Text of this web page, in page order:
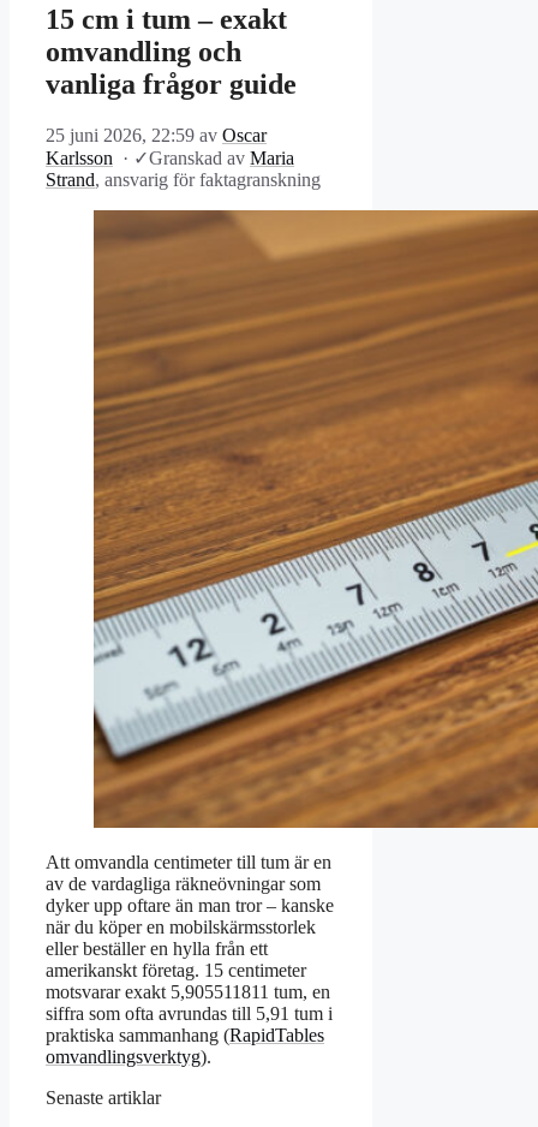
15 cm i tum – exakt
omvandling och
vanliga frågor guide
25 juni 2026, 22:59 av Oscar
Karlsson
· ✓Granskad av Maria
Strand, ansvarig för faktagranskning
Att omvandla centimeter till tum är en
av de vardagliga räkneövningar som
dyker upp oftare än man tror – kanske
när du köper en mobilskärmsstorlek
eller beställer en hylla från ett
amerikanskt företag. 15 centimeter
motsvarar exakt 5,905511811 tum, en
siffra som ofta avrundas till 5,91 tum i
praktiska sammanhang (RapidTables
omvandlingsverktyg).
Senaste artiklar